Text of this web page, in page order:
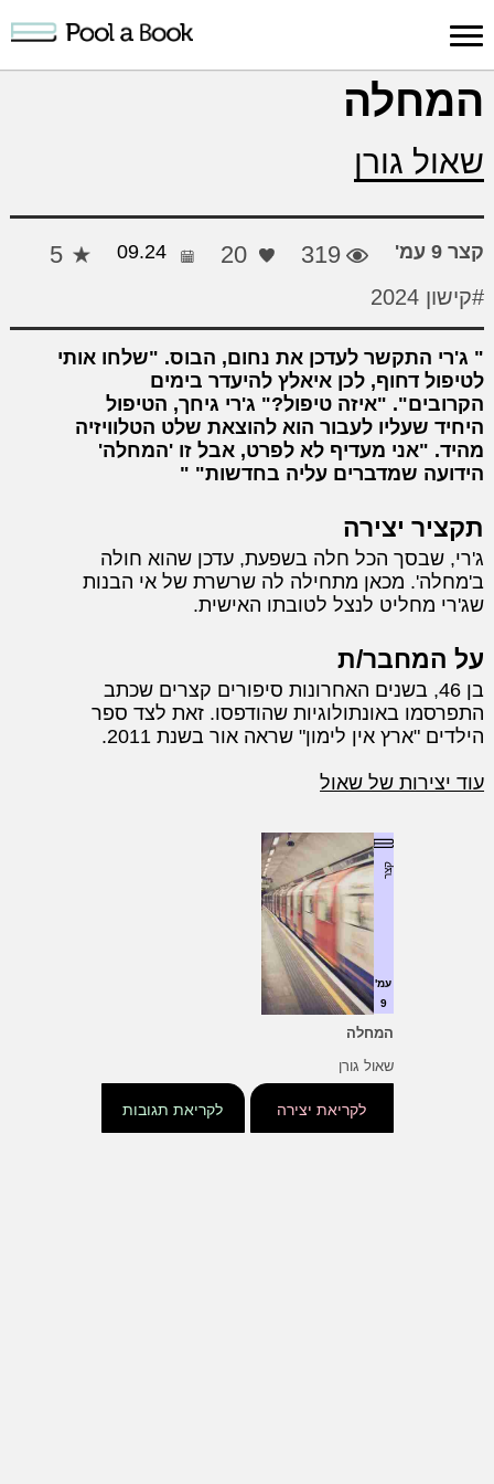
כניסה למערכת
פרסום
יצירה
יצירה
המחלה
שאול גורן
קצר 9 עמ' 319
20
09.24
5
#קישון 2024
ג'רי התקשר לעדכן את נחום, הבוס. "שלחו אותי
לטיפול דחוף, לכן איאלץ להיעדר בימים
הקרובים". "איזה טיפול?" ג'רי גיחך, הטיפול
היחיד שעליו לעבור הוא להוצאת שלט הטלוויזיה
מהיד. "אני מעדיף לא לפרט, אבל זו 'המחלה'
הידועה שמדברים עליה בחדשות"
תקציר יצירה
ג'רי, שבסך הכל חלה בשפעת, עדכן שהוא חולה
ב'מחלה'. מכאן מתחילה לה שרשרת של אי הבנות
שג'רי מחליט לנצל לטובתו האישית.
על המחבר/ת
בן 46, בשנים האחרונות סיפורים קצרים שכתב
התפרסמו באונתולוגיות שהודפסו. זאת לצד ספר
הילדים "ארץ אין לימון" שראה אור בשנת 2011.
עוד יצירות של שאול
קצר
עמ'
9
המחלה
שאול גורן
לקריאת תגובות לקריאת יצירה